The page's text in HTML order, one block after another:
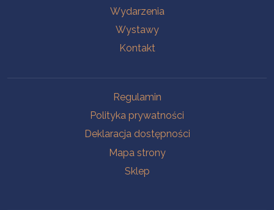
Wydarzenia
Wystawy
Kontakt
Regulamin
Polityka prywatności
Deklaracja dostępności
Mapa strony
Sklep